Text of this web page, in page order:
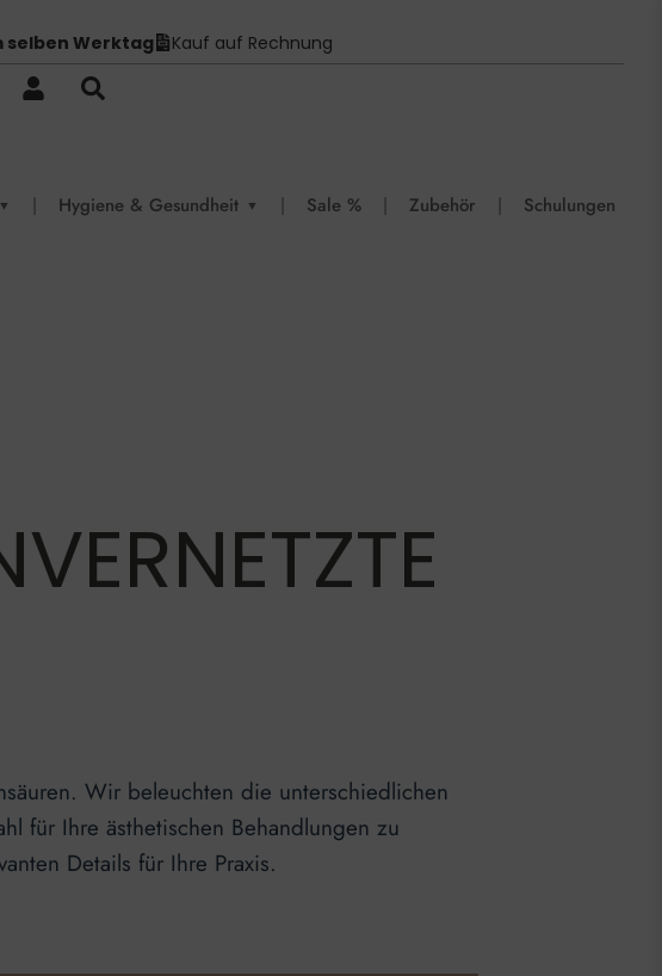
selben Werktag Kauf auf Rechnung
▼ | Hygiene & Gesundheit ▼ | Sale % | Zubehör | Schulungen
Wir beleuchten die unterschiedlichen
für Ihre ästhetischen Behandlungen zu
Details für Ihre Praxis.